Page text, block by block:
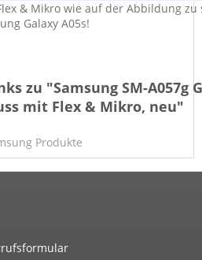
& Mikro wie auf der Abbildung zu
Galaxy A05s!
zu "Samsung SM-A057g
mit Flex & Mikro, neu"
Produkte